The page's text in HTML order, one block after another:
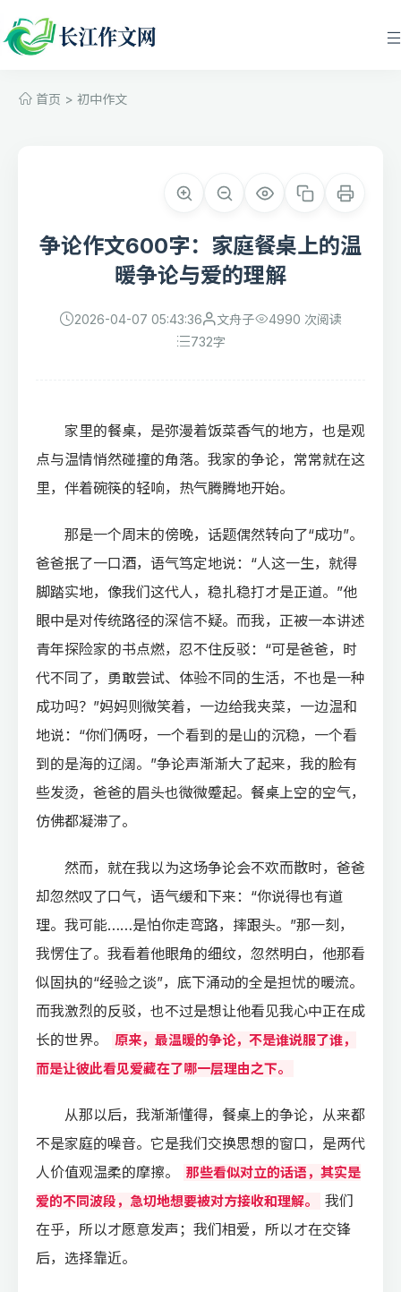
首页 > 初中作文
争论作文600字：家庭餐桌上的温
暖争论与爱的理解
2026-04-07 05:43:36 文舟子
4990 次阅读
732字
家里的餐桌，是弥漫着饭菜香气的地方，也是观
点与温情悄然碰撞的角落。我家的争论，常常就在这
里，伴着碗筷的轻响，热气腾腾地开始。
那是一个周末的傍晚，话题偶然转向了“成功”。
爸爸抿了一口酒，语气笃定地说：“人这一生，就得
脚踏实地，像我们这代人，稳扎稳打才是正道。”他
眼中是对传统路径的深信不疑。而我，正被一本讲述
青年探险家的书点燃，忍不住反驳：“可是爸爸，时
代不同了，勇敢尝试、体验不同的生活，不也是一种
成功吗？”妈妈则微笑着，一边给我夹菜，一边温和
地说：“你们俩呀，一个看到的是山的沉稳，一个看
到的是海的辽阔。”争论声渐渐大了起来，我的脸有
些发烫，爸爸的眉头也微微蹙起。餐桌上空的空气，
仿佛都凝滞了。
然而，就在我以为这场争论会不欢而散时，爸爸
却忽然叹了口气，语气缓和下来：“你说得也有道
理。我可能……是怕你走弯路，摔跟头。”那一刻，
我愣住了。我看着他眼角的细纹，忽然明白，他那看
似固执的“经验之谈”，底下涌动的全是担忧的暖流。
而我激烈的反驳，也不过是想让他看见我心中正在成
长的世界。
原来，最温暖的争论，不是谁说服了谁，
而是让彼此看见爱藏在了哪一层理由之下。
从那以后，我渐渐懂得，餐桌上的争论，从来都
不是家庭的噪音。它是我们交换思想的窗口，是两代
人价值观温柔的摩擦。
那些看似对立的话语，其实是
爱的不同波段，急切地想要被对方接收和理解。
我们
在乎，所以才愿意发声；我们相爱，所以才在交锋
后，选择靠近。